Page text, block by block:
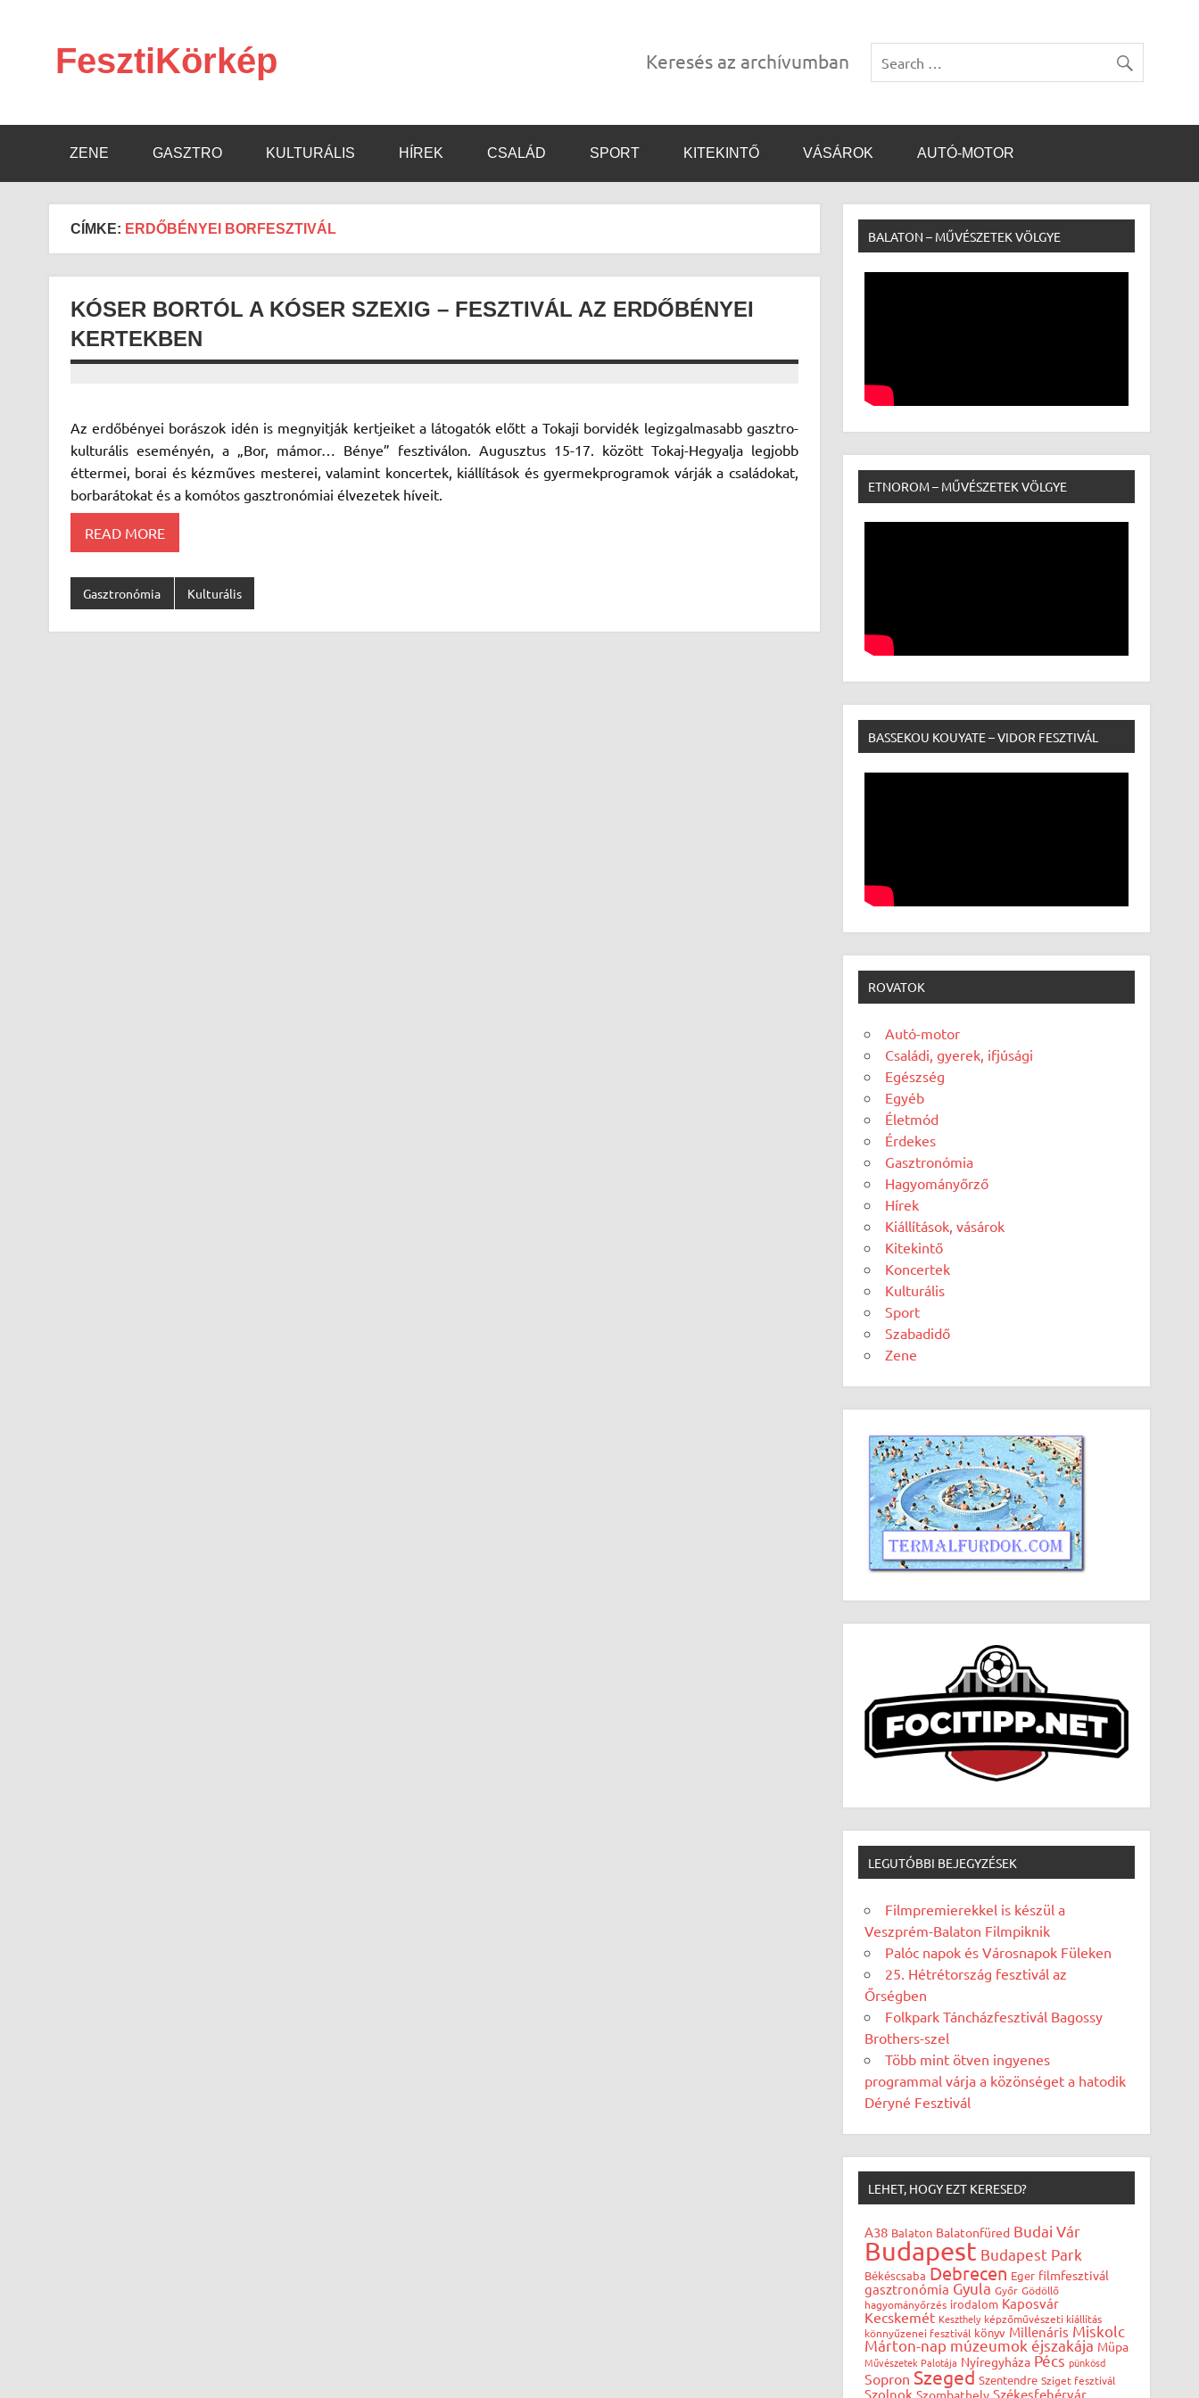
FesztiKörkép Keresés az archívumban
ZENE GASZTRO KULTURÁLIS HÍREK CSALÁD SPORT KITEKINTŐ VÁSÁROK AUTÓ-MOTOR
CÍMKE: ERDŐBÉNYEI BORFESZTIVÁL
KÓSER BORTÓL A KÓSER SZEXIG – FESZTIVÁL AZ ERDŐBÉNYEI
KERTEKBEN
Az erdőbényei borászok idén is megnyitják kertjeiket a látogatók előtt a Tokaji borvidék legizgalmasabb gasztro-
kulturális eseményén, a „Bor, mámor… Bénye” fesztiválon. Augusztus 15-17. között Tokaj-Hegyalja legjobb
éttermei, borai és kézműves mesterei, valamint koncertek, kiállítások és gyermekprogramok várják a családokat,
borbarátokat és a komótos gasztronómiai élvezetek híveit.
READ MORE
Gasztronómia Kulturális
BALATON – MŰVÉSZETEK VÖLGYE
ETNOROM – MŰVÉSZETEK VÖLGYE
BASSEKOU KOUYATE – VIDOR FESZTIVÁL
ROVATOK
Autó-motor
Családi, gyerek, ifjúsági
Egészség
Egyéb
Életmód
Érdekes
Gasztronómia
Hagyományőrző
Hírek
Kiállítások, vásárok
Kitekintő
Koncertek
Kulturális
Sport
Szabadidő
Zene
LEGUTÓBBI BEJEGYZÉSEK
Filmpremierekkel is készül a
Veszprém-Balaton Filmpiknik
Palóc napok és Városnapok Füleken
25. Hétrétország fesztivál az
Őrségben
Folkpark Táncházfesztivál Bagossy
Brothers-szel
Több mint ötven ingyenes
programmal várja a közönséget a hatodik
Déryné Fesztivál
LEHET, HOGY EZT KERESED?
A38 Balaton Balatonfüred Budai Vár
Budapest Budapest Park
Békéscsaba Debrecen Eger filmfesztivál
gasztronómia Gyula Győr Gödöllő
hagyományőrzés irodalom Kaposvár
Kecskemét Keszthely képzőművészeti kiállítás
könnyűzenei fesztivál könyv Millenáris Miskolc
Márton-nap múzeumok éjszakája Müpa
Művészetek Palotája Nyíregyháza Pécs pünkösd
Sopron Szeged Szentendre Sziget fesztivál
Szolnok Szombathely Székesfehérvár